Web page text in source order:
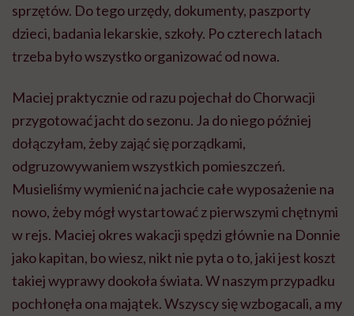
sprzętów. Do tego urzędy, dokumenty, paszporty
dzieci, badania lekarskie, szkoły. Po czterech latach
trzeba było wszystko organizować od nowa.
Maciej praktycznie od razu pojechał do Chorwacji
przygotować jacht do sezonu. Ja do niego później
dołączyłam, żeby zająć się porządkami,
odgruzowywaniem wszystkich pomieszczeń.
Musieliśmy wymienić na jachcie całe wyposażenie na
nowo, żeby mógł wystartować z pierwszymi chętnymi
w rejs. Maciej okres wakacji spędzi głównie na Donnie
jako kapitan, bo wiesz, nikt nie pyta o to, jaki jest koszt
takiej wyprawy dookoła świata. W naszym przypadku
pochłonęła ona majątek. Wszyscy się wzbogacali, a my